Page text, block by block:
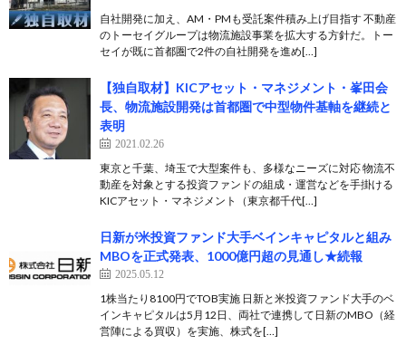
自社開発に加え、AM・PMも受託案件積み上げ目指す 不動産
のトーセイグループは物流施設事業を拡大する方針だ。トー
セイが既に首都圏で2件の自社開発を進め[…]
【独自取材】KICアセット・マネジメント・峯田会
長、物流施設開発は首都圏で中型物件基軸を継続と
表明
2021.02.26
東京と千葉、埼玉で大型案件も、多様なニーズに対応 物流不
動産を対象とする投資ファンドの組成・運営などを手掛ける
KICアセット・マネジメント（東京都千代[…]
日新が米投資ファンド大手ベインキャピタルと組み
MBOを正式発表、1000億円超の見通し★続報
2025.05.12
1株当たり8100円でTOB実施 日新と米投資ファンド大手のベ
インキャピタルは5月12日、両社で連携して日新のMBO（経
営陣による買収）を実施、株式を[…]